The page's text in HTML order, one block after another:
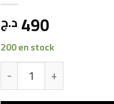
490 د.ج
200 en stock